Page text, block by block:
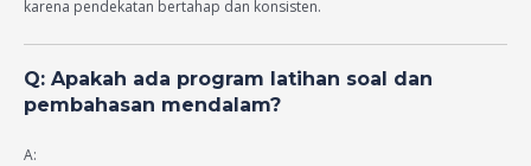
karena pendekatan bertahap dan konsisten.
Q: Apakah ada program latihan soal dan
pembahasan mendalam?
A: